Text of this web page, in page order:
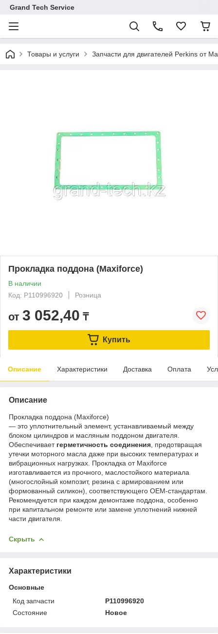
Grand Tech Service
Товары и услуги Запчасти для двигателей Perkins от
Прокладка поддона (Maxiforce)
В наличии
Код: P110996920
Розница
от 3 052,40 ₸
Купить
Описание Характеристики Доставка Оплата
Описание
Прокладка поддона (Maxiforce)
— это уплотнительный элемент, устанавливаемый между
блоком цилиндров и масляным поддоном двигателя.
Обеспечивает герметичность соединения , предотвращая
утечки моторного масла даже при высоких температурах и
вибрационных нагрузках. Прокладка от Maxiforce
изготавливается из прочного, маслостойкого материала
(многослойный композит, резина с армированием или
формованный силикон), соответствующего OEM-стандартам.
Рекомендуется при каждом демонтаже поддона, особенно
при капитальном ремонте или замене уплотнений нижней
части двигателя.
Скрыть
Характеристики
Основные
Код запчасти
P110996920
Состояние
Новое